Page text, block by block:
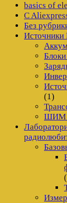
basics of
C
Без
(1)
ШИМ